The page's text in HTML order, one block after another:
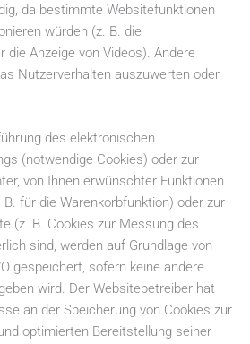
da bestimmte Websitefunktionen
würden (z. B. die
die Anzeige von Videos). Andere
Nutzerverhalten auszuwerten oder
des elektronischen
(notwendige Cookies) oder zur
von Ihnen erwünschter Funktionen
für die Warenkorbfunktion) oder zur
(z. B. Cookies zur Messung des
sind, werden auf Grundlage von
gespeichert, sofern keine andere
wird. Der Websitebetreiber hat
an der Speicherung von Cookies zur
optimierten Bereitstellung seiner